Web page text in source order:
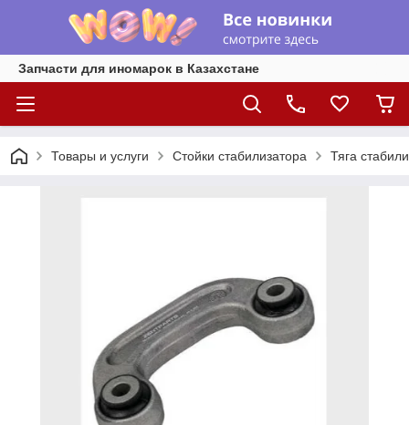
Запчасти для иномарок в Казахстане
Товары и услуги Стойки стабилизатора Тяга